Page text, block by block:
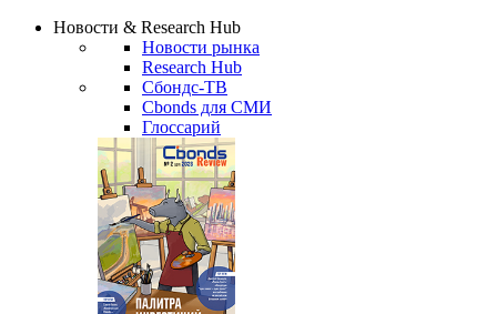
Новости & Research Hub
Новости рынка
Research Hub
Сбондс-ТВ
Cbonds для СМИ
Глоссарий